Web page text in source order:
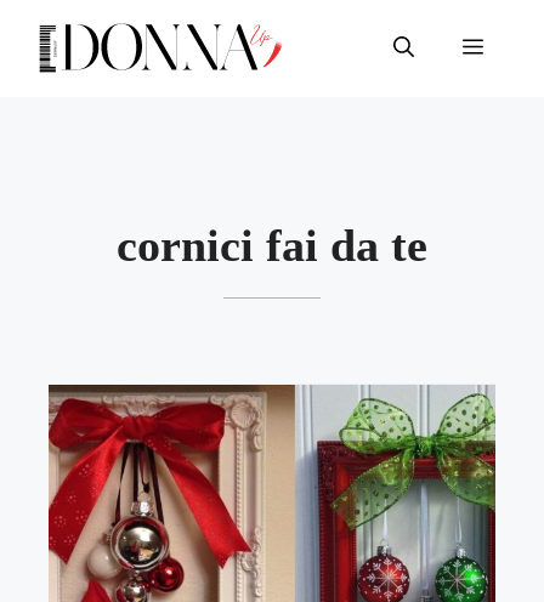
contenuto
Menu
cornici fai da te